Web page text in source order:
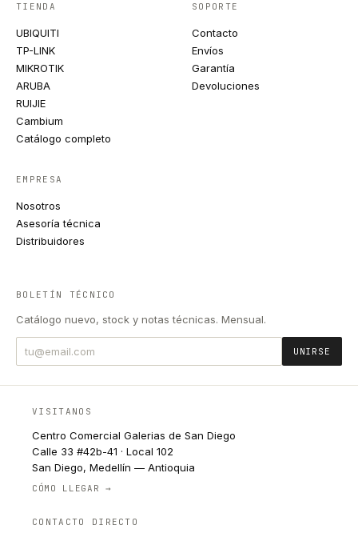
TIENDA
UBIQUITI
TP-LINK
MIKROTIK
ARUBA
RUIJIE
Cambium
Catálogo completo
SOPORTE
Contacto
Envíos
Garantía
Devoluciones
EMPRESA
Nosotros
Asesoría técnica
Distribuidores
BOLETÍN TÉCNICO
Catálogo nuevo, stock y notas técnicas. Mensual.
UNIRSE
VISITANOS
Centro Comercial Galerias de San Diego
Calle 33 #42b-41 · Local 102
San Diego, Medellín — Antioquia
CÓMO LLEGAR →
CONTACTO DIRECTO